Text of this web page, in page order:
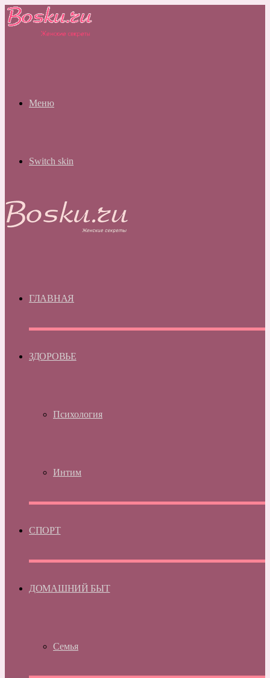
Меню
Switch skin
ГЛАВНАЯ
ЗДОРОВЬЕ
Психология
Интим
СПОРТ
ДОМАШНИЙ БЫТ
Семья